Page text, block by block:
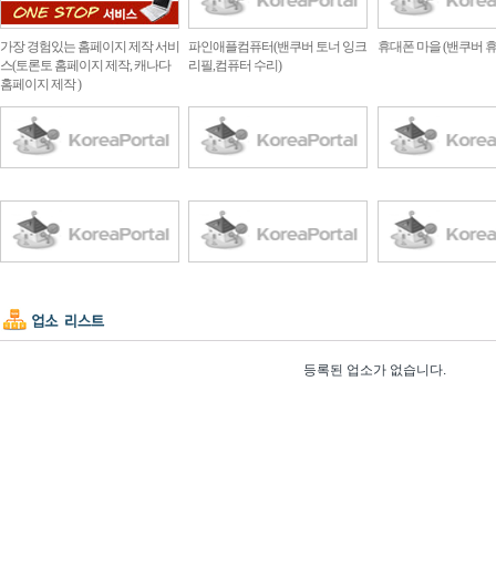
가장 경험있는 홈페이지 제작 서비
스(토론토 홈페이지 제작, 캐나다
홈페이지 제작 )
파인애플컴퓨터(밴쿠버 토너 잉크
리필,컴퓨터 수리)
휴대폰 마을 (밴쿠버
등록된 업소가 없습니다.